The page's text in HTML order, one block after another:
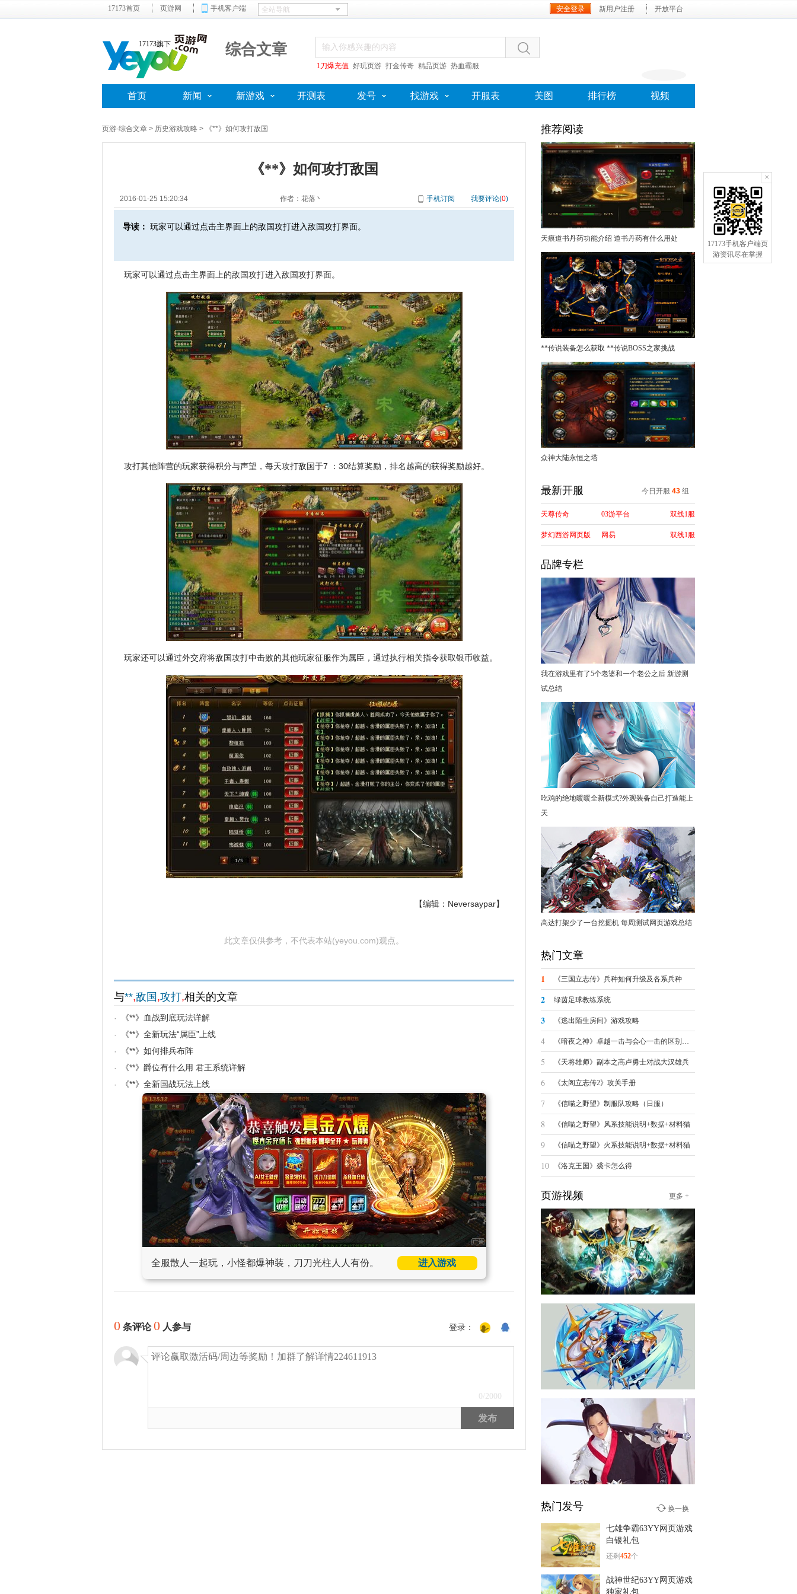
17173首页 页游网 手机客户端 安全登录 新用户注册 开放平台
17173旗下 综合文章
1刀爆充值 好玩页游 打金传奇 精品页游 热血霸服
首页 新闻 新游戏 开测表 发号 找游戏 开服表 美图 排行榜 视频
页游-综合文章 > 历史游戏攻略 > 《**》如何攻打敌国
《**》如何攻打敌国
2016-01-25 15:20:34 作者：花落丶 手机订阅 我要评论(0)
导读： 玩家可以通过点击主界面上的敌国攻打进入敌国攻打界面。
玩家可以通过点击主界面上的敌国攻打进入敌国攻打界面。
攻打其他阵营的玩家获得积分与声望，每天攻打敌国于7 ：30结算奖励，排名越高的获得奖励越好。
玩家还可以通过外交府将敌国攻打中击败的其他玩家征服作为属臣，通过执行相关指令获取银币收益。
【编辑：Neversaypar】
此文章仅供参考，不代表本站(yeyou.com)观点。
与**,敌国 ,攻打,相关的文章
·
《**》血战到底玩法详解
·
《**》全新玩法“属臣”上线
·
《**》如何排兵布阵
·
《**》爵位有什么用 君王系统详解
·
《**》全新国战玩法上线
全服散人一起玩，小怪都爆神装，刀刀光柱人人有份。 进入游戏
0 条评论0 人参与 登录：
0 /2000
发布
推荐阅读
天痕道书丹药功能介绍 道书丹药有什么用处
**传说装备怎么获取 **传说BOSS之家挑战
众神大陆永恒之塔
最新开服 今日开服 43 组
天尊传奇 03游平台 双线1服
梦幻西游网页版 网易 双线1服
品牌专栏
我在游戏里有了5个老婆和一个老公之后 新游测
试总结
吃鸡的绝地暖暖全新模式?外观装备自己打造能上
天
高达打架少了一台挖掘机 每周测试网页游戏总结
热门文章
1 《三国立志传》兵种如何升级及各系兵种
2 绿茵足球教练系统
3 《逃出陌生房间》游戏攻略
4 《暗夜之神》卓越一击与会心一击的区别浅析
5 《天将雄师》副本之高卢勇士对战大汉雄兵
6 《太阁立志传2》攻关手册
7 《信喵之野望》制服队攻略（日服）
8 《信喵之野望》风系技能说明+数据+材料猫
9 《信喵之野望》火系技能说明+数据+材料猫
10 《洛克王国》裘卡怎么得
页游视频 更多 +
赤月传说2
《赤月传说2》张涵予片场视
频
赛尔号
《赛尔号》天尊啸傲白虎介
绍＆实战
少年群侠传
杨洋古装新造型！《少年群
侠传》
热门发号
七雄争霸63YY网页游戏
白银礼包
还剩452个
战神世纪63YY网页游戏
独家礼包
换一换
×
17173手机客户端页
游资讯尽在掌握